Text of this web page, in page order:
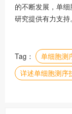
的不断发展，单
研究提供有力支持。
Tag： 单细胞测
详述单细胞测序